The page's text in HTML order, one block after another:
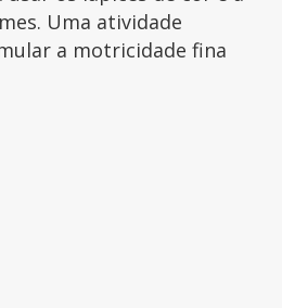
Uma atividade
a motricidade fina